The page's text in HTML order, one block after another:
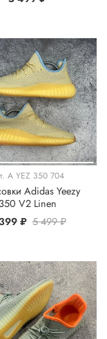
A YEZ 350 704
Adidas Yeezy
350 V2 Linen
₽ 5 499 ₽